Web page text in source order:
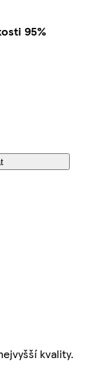
95%
kvality.